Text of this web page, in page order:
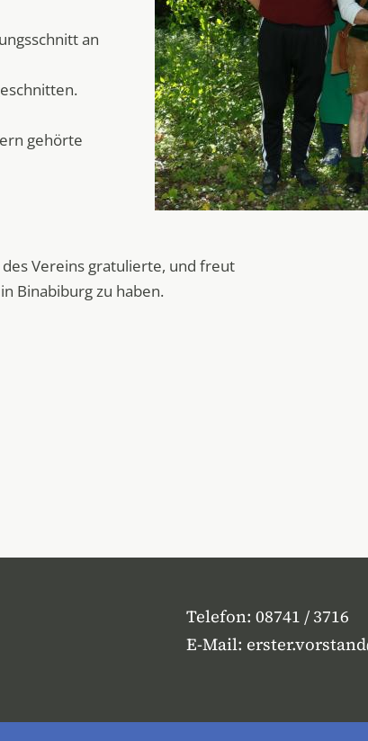
an
gehörte
Vereins gratulierte, und freut
Binabiburg zu haben.
Telefon: 08741 / 3716
E-Mail: